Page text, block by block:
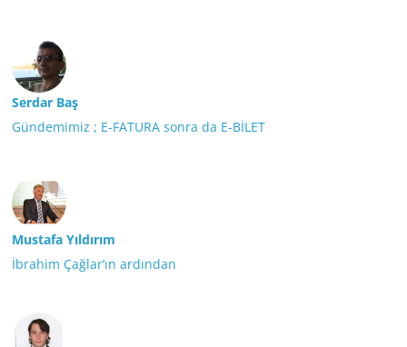
Serdar Baş
Gündemimiz ; E-FATURA sonra da E-BİLET
Mustafa Yıldırım
İbrahim Çağlar’ın ardından